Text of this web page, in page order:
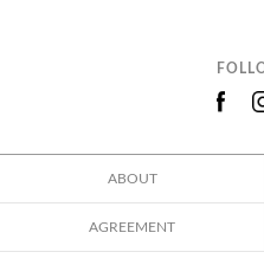
ABOUT
AGREEMENT